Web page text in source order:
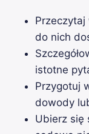
do nich
istotne
Przygotuj
dowody
Ubierz się